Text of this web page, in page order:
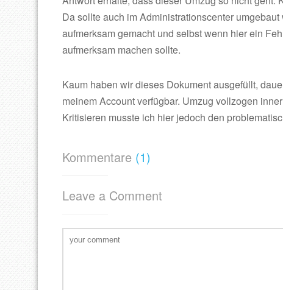
Da sollte auch im Administrationscenter
aufmerksam gemacht und selbst wenn hier ein
aufmerksam machen sollte.
Kaum haben wir dieses Dokument ausgefüllt,
meinem Account verfügbar. Umzug vollzogen
Kritisieren musste ich hier jedoch den
Kommentare (1)
Leave a Comment